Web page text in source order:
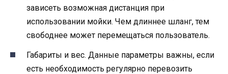
зависеть возможная дистанция при
использовании мойки. Чем длиннее шланг, тем
свободнее может перемещаться пользователь.
Габариты и вес. Данные параметры важны, если
есть необходимость регулярно перевозить